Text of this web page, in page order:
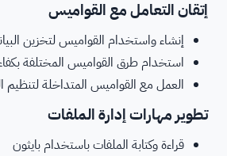
إتقان التعامل مع القواميس
إنشاء واستخدام القواميس لتخزين
استخدام طرق القواميس المختلفة
العمل مع القواميس المتداخلة لتنظيم
تطوير مهارات إدارة الملفات
قراءة وكتابة الملفات باستخدام بايثون